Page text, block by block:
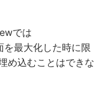
では
最大化した時に限
め込むことはできな